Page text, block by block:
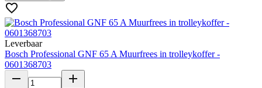
Leverbaar
Bosch Professional GNF 65 A Muurfrees in trolleykoffer -
0601368703